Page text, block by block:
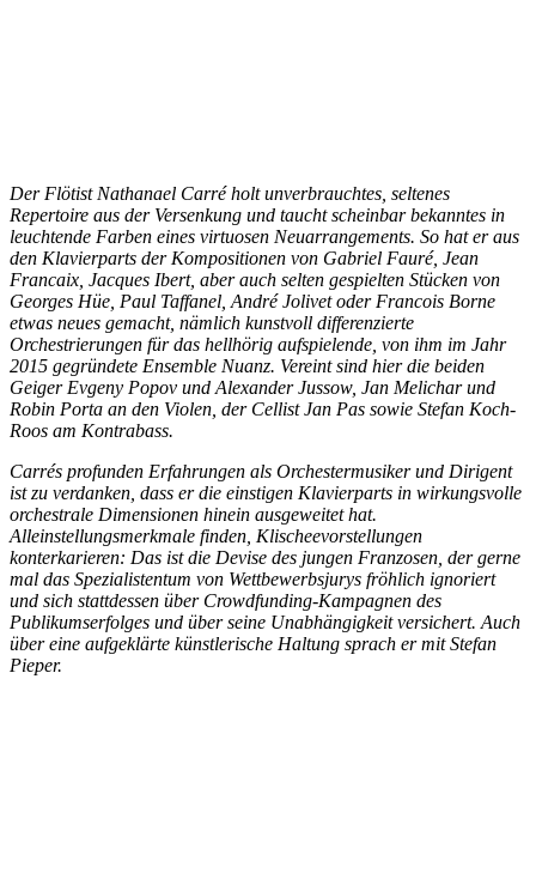
Der Flötist Nathanael Carré holt unverbrauchtes, seltenes
Repertoire aus der Versenkung und taucht scheinbar bekanntes in
leuchtende Farben eines virtuosen Neuarrangements. So hat er aus
den Klavierparts der Kompositionen von Gabriel Fauré, Jean
Francaix, Jacques Ibert, aber auch selten gespielten Stücken von
Georges Hüe, Paul Taffanel, André Jolivet oder Francois Borne
etwas neues gemacht, nämlich kunstvoll differenzierte
Orchestrierungen für das hellhörig aufspielende, von ihm im Jahr
2015 gegründete Ensemble Nuanz. Vereint sind hier die beiden
Geiger Evgeny Popov und Alexander Jussow, Jan Melichar und
Robin Porta an den Violen, der Cellist Jan Pas sowie Stefan Koch-
Roos am Kontrabass.
Carrés profunden Erfahrungen als Orchestermusiker und Dirigent
ist zu verdanken, dass er die einstigen Klavierparts in wirkungsvolle
orchestrale Dimensionen hinein ausgeweitet hat.
Alleinstellungsmerkmale finden, Klischeevorstellungen
konterkarieren: Das ist die Devise des jungen Franzosen, der gerne
mal das Spezialistentum von Wettbewerbsjurys fröhlich ignoriert
und sich stattdessen über Crowdfunding-Kampagnen des
Publikumserfolges und über seine Unabhängigkeit versichert. Auch
über eine aufgeklärte künstlerische Haltung sprach er mit Stefan
Pieper.